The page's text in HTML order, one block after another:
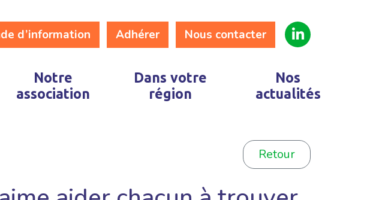
d’information Adhérer Nous contacter
Notre
association
Dans votre
région
Nos
actualités
Retour